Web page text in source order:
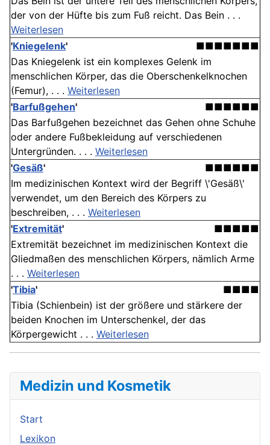
der von der Hüfte bis zum Fuß reicht. Das Bein . . .
Weiterlesen
'Kniegelenk'
■■■■■■■
Das Kniegelenk ist ein komplexes Gelenk im
menschlichen Körper, das die Oberschenkelknochen
(Femur), . . . Weiterlesen
'Barfußgehen'
■■■■■■
Das Barfußgehen bezeichnet das Gehen ohne Schuhe
oder andere Fußbekleidung auf verschiedenen
Untergründen. . . . Weiterlesen
'Gesäß'
■■■■■■
Im medizinischen Kontext wird der Begriff \'Gesäß\'
verwendet, um den Bereich des Körpers zu
beschreiben, . . . Weiterlesen
'Extremität'
■■■■■
Extremität bezeichnet im medizinischen Kontext die
Gliedmaßen des menschlichen Körpers, nämlich Arme
. . . Weiterlesen
'Tibia'
■■■■
Tibia (Schienbein) ist der größere und stärkere der
beiden Knochen im Unterschenkel, der das
Körpergewicht . . . Weiterlesen
Medizin und Kosmetik
Start
Lexikon